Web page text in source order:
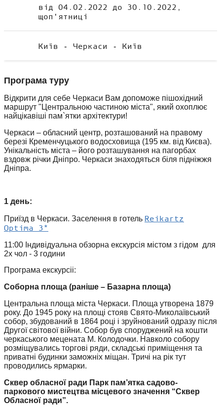
від 04.02.2022 до 30.10.2022,
щоп'ятниці
Київ - Черкаси - Київ
Програма туру
Відкрити для себе Черкаси Вам допоможе пішохідний
маршрут "Центральною частиною міста", який охоплює
найцікавіші пам`ятки архітектури!
Черкаси – обласний центр, розташований на правому
березі Кременчуцького водосховища (195 км. від Києва).
Унікальність міста – його розташування на пагорбах
вздовж річки Дніпро. Черкаси знаходяться біля підніжжя
Дніпра.
1 день:
Приїзд в Черкаси. Заселення в готель Reikartz
Optima 3*
11:00 Індивідуальна обзорна екскурсія містом з гідом для
2х чол - 3 години
Програма екскурсіі:
Соборна площа (раніше – Базарна площа)
Центральна площа міста Черкаси. Площа утворена 1879
року. До 1945 року на площі стояв Свято-Миколаївський
собор, збудований в 1864 році і зруйнований одразу після
Другої світової війни. Собор був споруджений на кошти
черкаського мецената М. Колодочки. Навколо собору
розміщувались торгові ряди, складські приміщення та
приватні будинки заможніх міщан. Тричі на рік тут
проводились ярмарки.
Сквер обласної ради Парк пам’ятка садово-
паркового мистецтва місцевого значення “Сквер
Обласної ради”.